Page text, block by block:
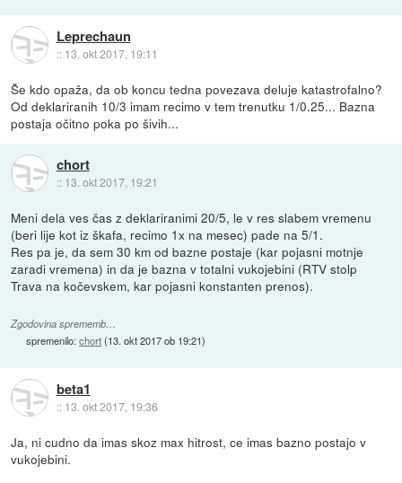
Leprechaun
:: 13. okt 2017, 19:11
Še kdo opaža, da ob koncu tedna povezava deluje katastrofalno?
Od deklariranih 10/3 imam recimo v tem trenutku 1/0.25... Bazna
postaja očitno poka po šivih...
chort
:: 13. okt 2017, 19:21
Meni dela ves čas z deklariranimi 20/5, le v res slabem vremenu
(beri lije kot iz škafa, recimo 1x na mesec) pade na 5/1.
Res pa je, da sem 30 km od bazne postaje (kar pojasni motnje
zaradi vremena) in da je bazna v totalni vukojebini (RTV stolp
Trava na kočevskem, kar pojasni konstanten prenos).
Zgodovina sprememb…
spremenilo:chort(13. okt 2017 ob 19:21)
beta1
:: 13. okt 2017, 19:36
Ja, ni cudno da imas skoz max hitrost, ce imas bazno postajo v
vukojebini.